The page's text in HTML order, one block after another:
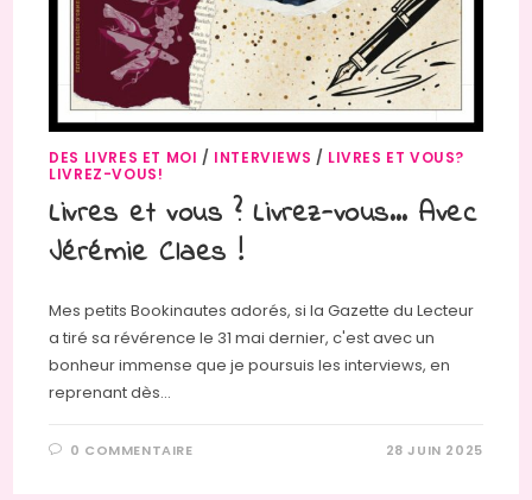
DES LIVRES ET MOI / INTERVIEWS / LIVRES ET VOUS?
LIVREZ-VOUS!
Livres et vous ? Livrez-vous… Avec
Jérémie Claes !
Mes petits Bookinautes adorés, si la Gazette du Lecteur
a tiré sa révérence le 31 mai dernier, c'est avec un
bonheur immense que je poursuis les interviews, en
reprenant dès…
0 COMMENTAIRE 28 JUIN 2025